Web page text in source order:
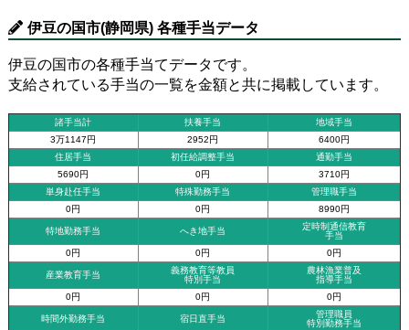
伊豆の国市(静岡県) 各種手当データ
伊豆の国市の各種手当てデータです。
支給されている手当の一覧を金額と共に掲載しています。
諸手当計 扶養手当
地域手当
3万1147円
2952円
6400円
住居手当
初任給調整手当
通勤手当
5690円
0円
3710円
単身赴任手当
特殊勤務手当
管理職手当
0円
0円 8990円
特地勤務手当 へき地手当
定時制通信教育
手当
0円
0円 0円
産業教育手当
義務教育等教員
特別手当
農林漁業普及
指導手当
0円
0円 0円
時間外勤務手当 宿日直手当
管理職員
特別勤務手当